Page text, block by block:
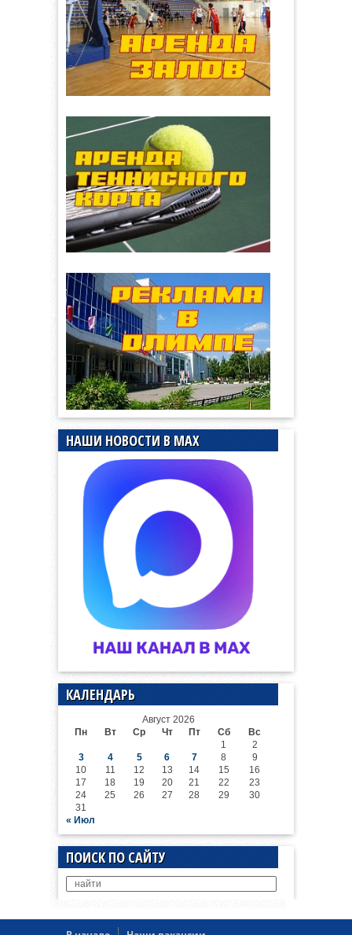
НАШИ НОВОСТИ В MAX
КАЛЕНДАРЬ
Август 2026
Пн
Вт Ср Чт Пт Сб
Вс
1
2
3
4 5 6 7 8
9
10
11 12 13 14 15
16
17
18 19 20 21 22
23
24
25 26 27 28 29
30
31
« Июл
ПОИСК ПО САЙТУ